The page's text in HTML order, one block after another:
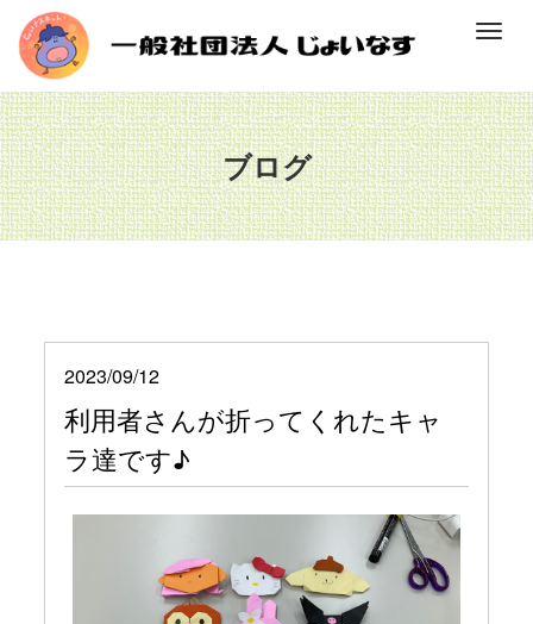
M
n
u
ブログ
2023/09/12
利用者さんが折ってくれたキャ
ラ達です♪